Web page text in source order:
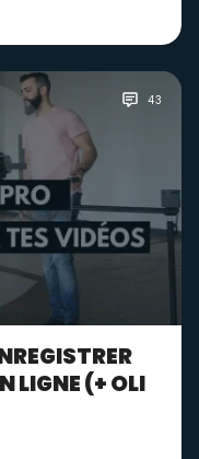
LIGNE (+ OLI
43